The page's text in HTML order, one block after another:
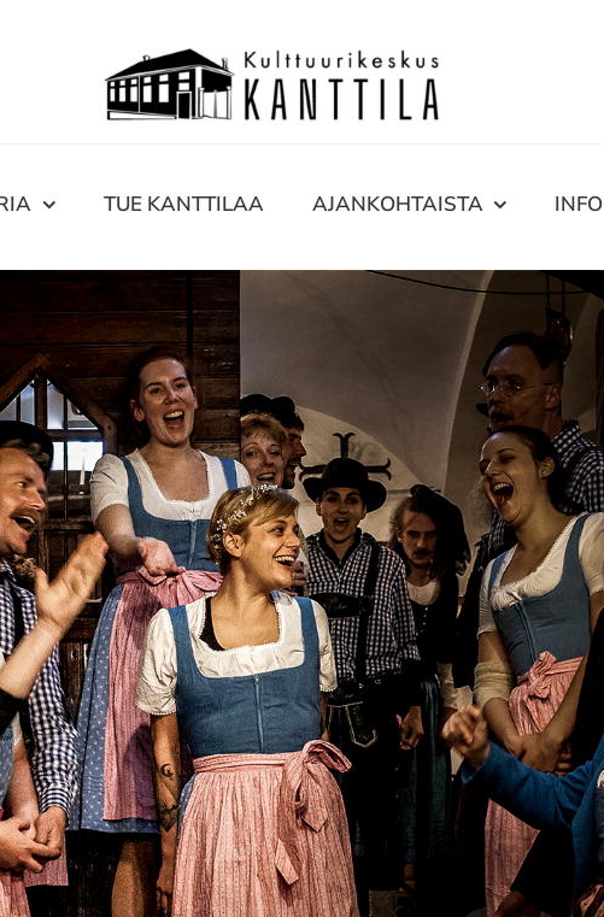
TUE KANTTILAA AJANKOHTAISTA INFO
Nesterval Kuopioon syyskuussa